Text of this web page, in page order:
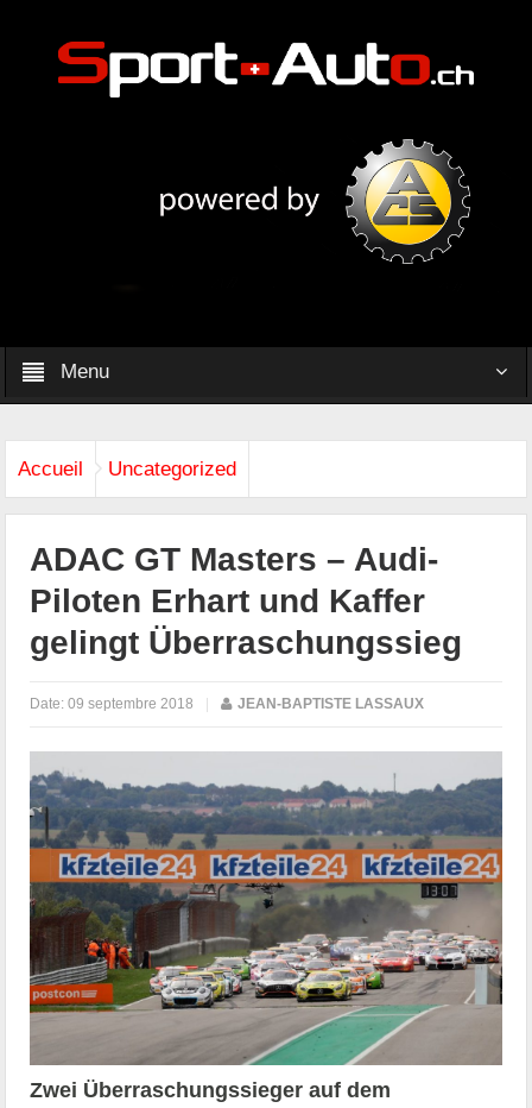
Menu
Accueil Uncategorized
ADAC GT Masters – Audi-
Piloten Erhart und Kaffer
gelingt Überraschungssieg
Date:09 septembre 2018 | JEAN-BAPTISTE LASSAUX
Zwei Überraschungssieger auf dem